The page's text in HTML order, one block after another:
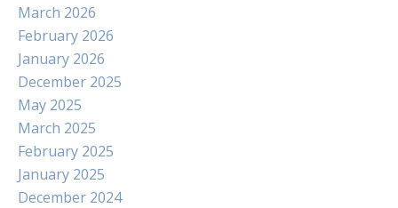
March 2026
February 2026
January 2026
December 2025
May 2025
March 2025
February 2025
January 2025
December 2024